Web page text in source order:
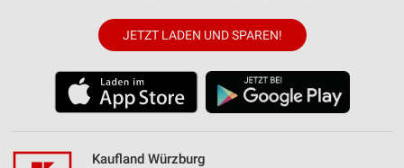
JETZT LADEN UND SPAREN!
Kaufland Würzburg